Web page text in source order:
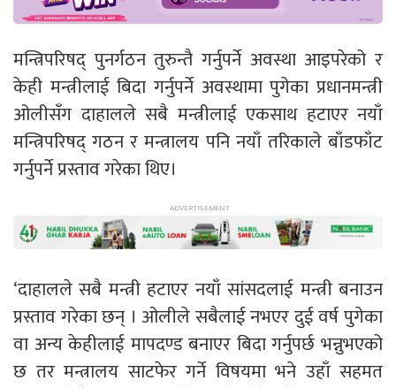
मन्त्रिपरिषद् पुनर्गठन तुरुन्तै गर्नुपर्ने अवस्था आइपरेको र
केही मन्त्रीलाई बिदा गर्नुपर्ने अवस्थामा पुगेका प्रधानमन्त्री
ओलीसँग दाहालले सबै मन्त्रीलाई एकसाथ हटाएर नयाँ
मन्त्रिपरिषद् गठन र मन्त्रालय पनि नयाँ तरिकाले बाँडफाँट
गर्नुपर्ने प्रस्ताव गरेका थिए।
‘दाहालले सबै मन्त्री हटाएर नयाँ सांसदलाई मन्त्री बनाउन
प्रस्ताव गरेका छन् । ओलीले सबैलाई नभएर दुई वर्ष पुगेका
वा अन्य केहीलाई मापदण्ड बनाएर बिदा गर्नुपर्छ भन्नुभएको
छ तर मन्त्रालय साटफेर गर्ने विषयमा भने उहाँ सहमत